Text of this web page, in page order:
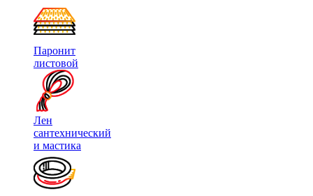
Паронит
листовой
Лен
сантехнический
и мастика